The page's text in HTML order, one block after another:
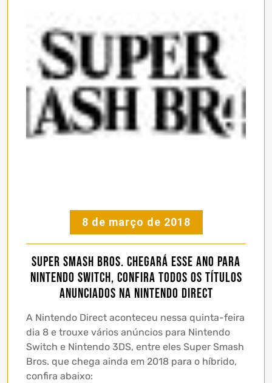
8 de março de 2018
Super Smash Bros. chegará esse ano para
Nintendo Switch, confira todos os títulos
anunciados na Nintendo Direct
A Nintendo Direct aconteceu nessa quinta-feira
dia 8 e trouxe vários anúncios para Nintendo
Switch e Nintendo 3DS, entre eles Super Smash
Bros. que chega ainda em 2018 para o híbrido,
confira abaixo: